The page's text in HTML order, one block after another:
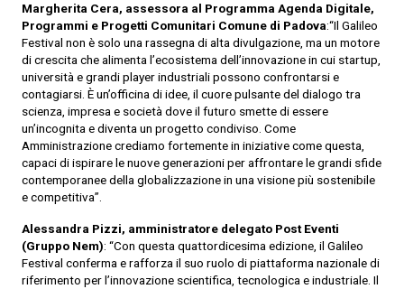
Margherita Cera, assessora al Programma Agenda Digitale,
Programmi e Progetti Comunitari Comune di Padova:“Il Galileo
Festival non è solo una rassegna di alta divulgazione, ma un motore
di crescita che alimenta l’ecosistema dell’innovazione in cui startup,
università e grandi player industriali possono confrontarsi e
contagiarsi. È un’officina di idee, il cuore pulsante del dialogo tra
scienza, impresa e società dove il futuro smette di essere
un’incognita e diventa un progetto condiviso. Come
Amministrazione crediamo fortemente in iniziative come questa,
capaci di ispirare le nuove generazioni per affrontare le grandi sfide
contemporanee della globalizzazione in una visione più sostenibile
e competitiva”.
Alessandra Pizzi, amministratore delegato Post Eventi
(Gruppo Nem): “Con questa quattordicesima edizione, il Galileo
Festival conferma e rafforza il suo ruolo di piattaforma nazionale di
riferimento per l’innovazione scientifica, tecnologica e industriale. Il